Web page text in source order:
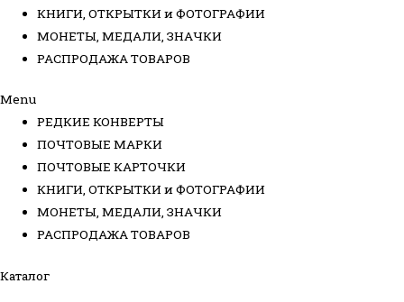
КНИГИ, ОТКРЫТКИ и ФОТОГРАФИИ
МОНЕТЫ, МЕДАЛИ, ЗНАЧКИ
РАСПРОДАЖА ТОВАРОВ
Menu
РЕДКИЕ КОНВЕРТЫ
ПОЧТОВЫЕ МАРКИ
ПОЧТОВЫЕ КАРТОЧКИ
КНИГИ, ОТКРЫТКИ и ФОТОГРАФИИ
МОНЕТЫ, МЕДАЛИ, ЗНАЧКИ
РАСПРОДАЖА ТОВАРОВ
Каталог